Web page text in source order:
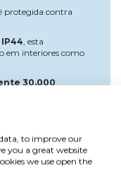
protegida contra
, esta
em interiores como
30.000
a uma fonte
à luz, pois
derreterão.
o uso de um
to improve our
you a great website
we use open the